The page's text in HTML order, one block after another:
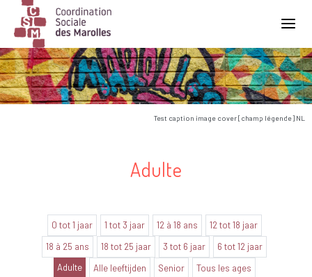
Main Navigation
Test caption image cover [champ légende] NL
Adulte
0 tot 1 jaar 1 tot 3 jaar 12 à 18 ans
12 tot 18 jaar
18 à 25 ans
18 tot 25 jaar 3 tot 6 jaar
6 tot 12 jaar
Adulte
Alle leeftijden Senior
Tous les ages